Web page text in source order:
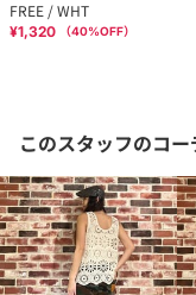
FREE / WHT
¥1,320 （40%OFF）
このスタッフのコー